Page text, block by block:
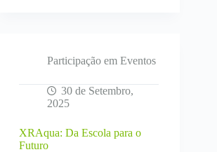
Participação em Eventos
30 de Setembro,
2025
XRAqua: Da Escola para o
Futuro